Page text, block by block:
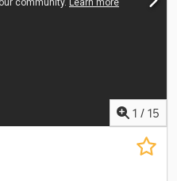
makine ve hizmetimizin
tarafından kapsamlı inceleme
1 / 15